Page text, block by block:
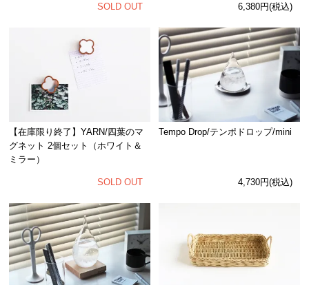
SOLD OUT 6,380円(税込)
【在庫限り終了】YARN/四葉のマ
グネット 2個セット（ホワイト＆
ミラー）
SOLD OUT
Tempo Drop/テンポドロップ/mini
4,730円(税込)